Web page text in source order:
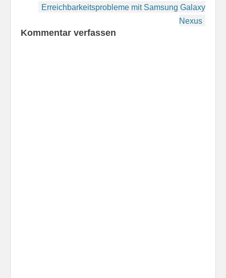
Erreichbarkeitsprobleme mit Samsung Galaxy
Nexus
Kommentar verfassen